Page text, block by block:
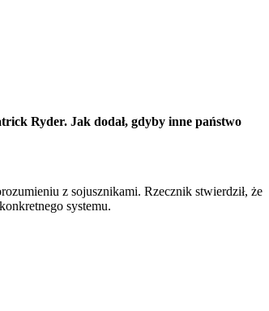
Ryder. Jak dodał, gdyby inne państwo
z sojusznikami. Rzecznik stwierdził, że
systemu.